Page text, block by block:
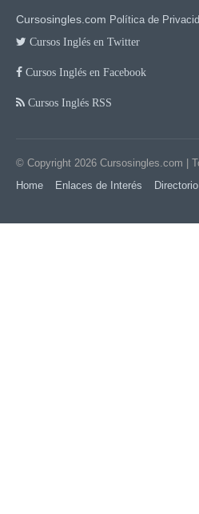
Cursosingles.com Política de
Cursos Inglés en Twitter
Cursos Inglés en Facebook
Cursos Inglés RSS
© Copyright 2026 Cursosingles.com |
Home
Enlaces de Interés